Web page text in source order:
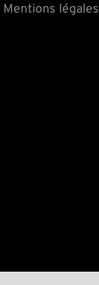
Mentions légales